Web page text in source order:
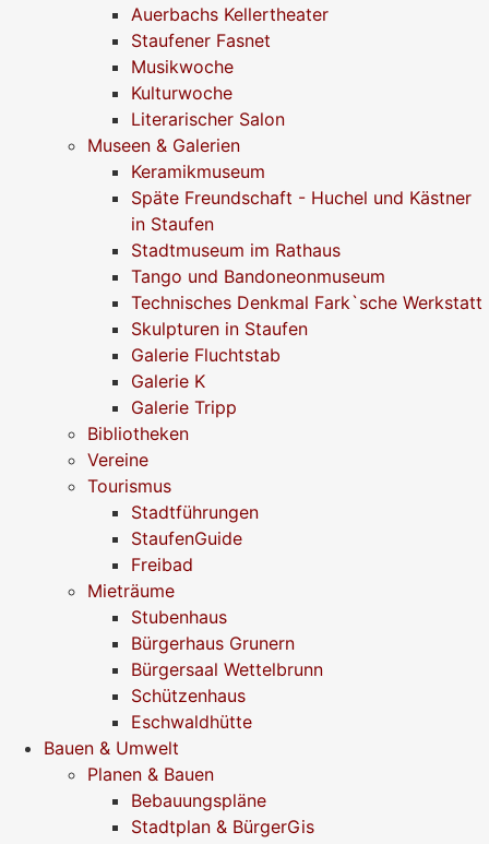
Auerbachs Kellertheater
Staufener Fasnet
Musikwoche
Kulturwoche
Literarischer Salon
Museen & Galerien
Keramikmuseum
Späte Freundschaft - Huchel und Kästner
in Staufen
Stadtmuseum im Rathaus
Tango und Bandoneonmuseum
Technisches Denkmal Fark`sche Werkstatt
Skulpturen in Staufen
Galerie Fluchtstab
Galerie K
Galerie Tripp
Bibliotheken
Vereine
Tourismus
Stadtführungen
StaufenGuide
Freibad
Mieträume
Stubenhaus
Bürgerhaus Grunern
Bürgersaal Wettelbrunn
Schützenhaus
Eschwaldhütte
Bauen & Umwelt
Planen & Bauen
Bebauungspläne
Stadtplan & BürgerGis